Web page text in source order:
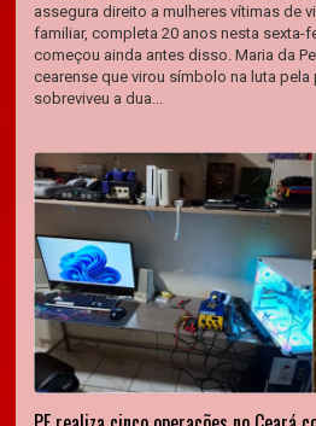
assegura direito a mulheres vítimas de
familiar, completa 20 anos nesta sexta-
começou ainda antes disso. Maria da
cearense que virou símbolo na luta
sobreviveu a dua...